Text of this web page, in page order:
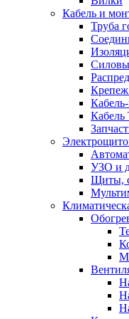
Кабель и
Труба
Крепеж
Кабель
УЗО и
Щиты,